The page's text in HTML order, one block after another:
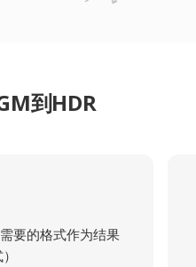
到HDR
要的格式作为结果